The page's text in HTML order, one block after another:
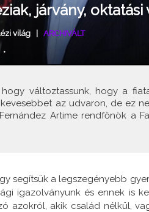
járvány,
világ| ARCHIVÁLT
változtassunk, hogy a
az udvaron, de ez
Artime rendfőnök a
segítsük a legszegényebb
igazolványunk és ennek is
azokról, akik család nélkül,